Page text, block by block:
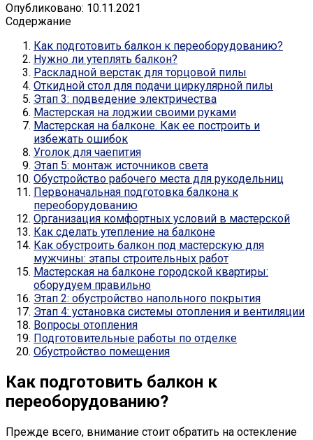
Опубликовано: 10.11.2021
Содержание
Как подготовить балкон к переоборудованию?
Нужно ли утеплять балкон?
Раскладной верстак для торцовой пилы
Откидной стол для подачи циркулярной пилы
Этап 3: подведение электричества
Мастерская на лоджии своими руками
Мастерская на балконе. Как ее построить и
избежать ошибок
Уголок для чаепития
Этап 5: монтаж источников света
Обустройство рабочего места для рукодельниц
Первоначальная подготовка балкона к
переоборудованию
Организация комфортных условий в мастерской
Как сделать утепление на балконе
Как обустроить балкон под мастерскую для
мужчины: этапы строительных работ
Мастерская на балконе городской квартиры:
оборудуем правильно
Этап 2: обустройство напольного покрытия
Этап 4: установка системы отопления и вентиляции
Вопросы отопления
Подготовительные работы по отделке
Обустройство помещения
Как подготовить балкон к
переоборудованию?
Прежде всего, внимание стоит обратить на остекление